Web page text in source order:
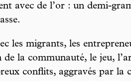
avec de l’or : un demi-
les migrants, les
de la communauté, le jeu,
conflits, aggravés par la